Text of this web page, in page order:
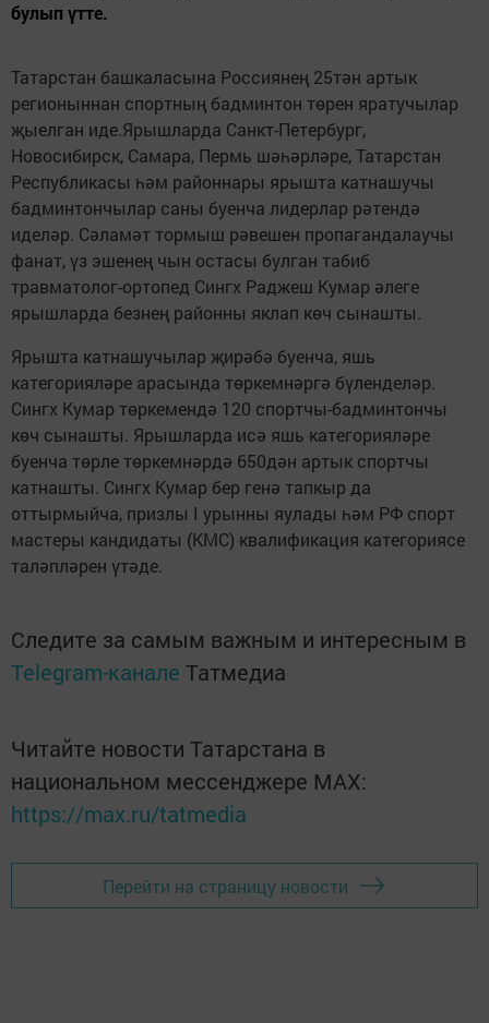
булып үтте.
Татарстан башкаласына Россиянең 25тән артык
регионыннан спортның бадминтон төрен яратучылар
җыелган иде.Ярышларда Санкт-Петербург,
Новосибирск, Самара, Пермь шәһәрләре, Татарстан
Республикасы һәм районнары ярышта катнашучы
бадминтончылар саны буенча лидерлар рәтендә
иделәр. Сәламәт тормыш рәвешен пропагандалаучы
фанат, үз эшенең чын остасы булган табиб
травматолог-ортопед Сингх Раджеш Кумар әлеге
ярышларда безнең районны яклап көч сынашты.
Ярышта катнашучылар җирәбә буенча, яшь
категорияләре арасында төркемнәргә бүленделәр.
Сингх Кумар төркемендә 120 спортчы-бадминтончы
көч сынашты. Ярышларда исә яшь категорияләре
буенча төрле төркемнәрдә 650дән артык спортчы
катнашты. Сингх Кумар бер генә тапкыр да
оттырмыйча, призлы I урынны яулады һәм РФ спорт
мастеры кандидаты (КМС) квалификация категориясе
таләпләрен үтәде.
Следите за самым важным и интересным в
Telegram-канале Татмедиа
Читайте новости Татарстана в
национальном мессенджере MАХ:
https://max.ru/tatmedia
Перейти на страницу новости